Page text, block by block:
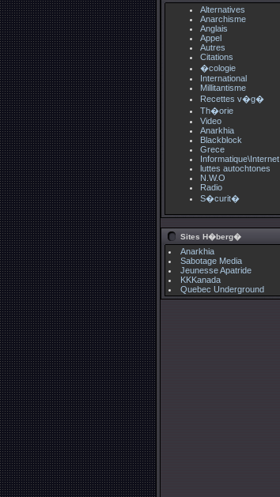
Alternatives
Anarchisme
Anglais
Appel
Autres
Citations
�cologie
International
Millitantisme
Recettes v�g�
Th�orie
Video
Anarkhia
Blackblock
Grece
Informatique\Internet
luttes autochtones
N.W.O
Radio
S�curit�
Sites H�berg�
Anarkhia
Sabotage Media
Jeunesse Apatride
KKKanada
Quebec Underground